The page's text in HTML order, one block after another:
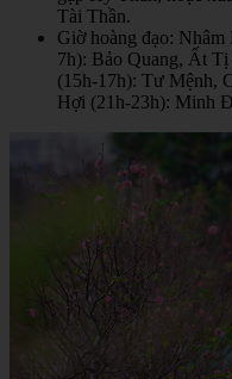
Tài Thần.
Giờ hoàng đạo:
7h): Bảo Quang, Ất
(15h-17h): Tư Mệnh,
Hợi (21h-23h): Minh